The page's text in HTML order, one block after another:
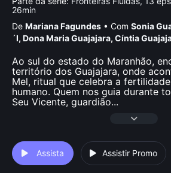
26min
De Mariana Fagundes • Com Sonia
´I, Dona Maria Guajajara, Cí­ntia
Ao sul do estado do Maranhão,
território dos Guajajara, onde
Mel, ritual que celebra a
humano. Quem nos guia durante
Seu Vicente, guardião...
Assista Assistir Promo